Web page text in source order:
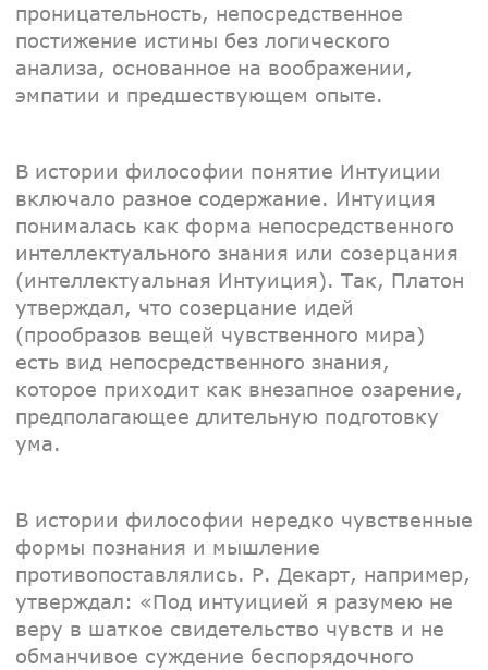
проницательность, непосредственное
постижение истины без логического
анализа, основанное на воображении,
эмпатии и предшествующем опыте.
В истории философии понятие Интуиции
включало разное содержание. Интуиция
понималась как форма непосредственного
интеллектуального знания или созерцания
(интеллектуальная Интуиция). Так, Платон
утверждал, что созерцание идей
(прообразов вещей чувственного мира)
есть вид непосредственного знания,
которое приходит как внезапное озарение,
предполагающее длительную подготовку
ума.
В истории философии нередко чувственные
формы познания и мышление
противопоставлялись. Р. Декарт, например,
утверждал: «Под интуицией я разумею не
веру в шаткое свидетельство чувств и не
обманчивое суждение беспорядочного